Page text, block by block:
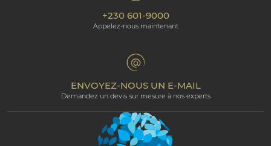
Nos hôtels
Programme d’affiliation
The Art of Beautiful
Beachcomber Magazine
Espace Professionnel
Politique de gestion des cookies
Termes et Conditions
+230 601-9000
Appelez-nous maintenant
ENVOYEZ-NOUS UN E-MAIL
Demandez un devis sur mesure à nos experts